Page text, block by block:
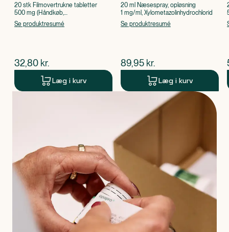
20 stk Filmovertrukne tabletter
500 mg (Håndkøb,
apoteksforbeholdt), Paracetamol
Se produktresumé
$nuværende pris
32,80 kr.
Læg i kurv
20 ml Næsespray, opløsning
1 mg/ml, Xylometazolinhydrochlorid
Se produktresumé
$nuværende pris
89,95 kr.
Læg i kurv